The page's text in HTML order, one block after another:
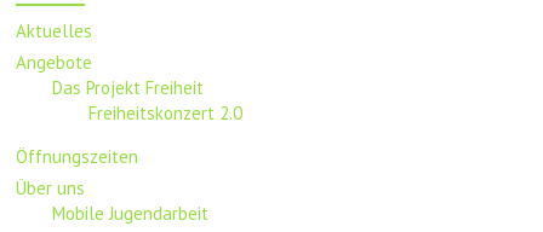
Aktuelles
Angebote
Das Projekt Freiheit
Freiheitskonzert 2.0
Öffnungszeiten
Über uns
Mobile Jugendarbeit